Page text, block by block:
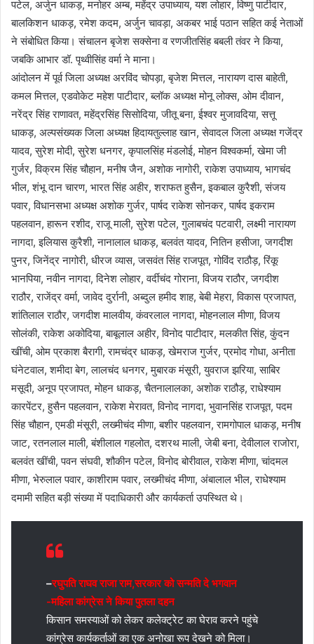
पटेल, अर्जुन धाकड़, मनोहर अम्ब, महेंद्र उपाध्याय, यश लोहार, विष्णु पाटीदार,
बालकिशन धाकड़, रमेश कदम, अर्जुन चावड़ा, अकबर भाई पठान सहित कई नेताओं
ने संबोधित किया। संचालन बृजेश सक्सेना व रणजीतसिंह बबली तंवर ने किया,
जबकि आभार डॉ. पृथ्वीसिंह वर्मा ने माना।
आंदोलन में पूर्व जिला अध्यक्ष अरविंद चोपड़ा, बृजेश मित्तल, नारायण दास बाहेती,
कमल मित्तल, एडवोकेट महेश पाटीदार, ब्लॉक अध्यक्ष मोनू लोक्स, ओम दीवान,
नरेंद्र सिंह राणावत, महेंद्रसिंह सिसोदिया, जीतू बना, ईश्वर मुजावदिया, सत्तू
धाकड़, अल्पसंख्यक जिला अध्यक्ष हिदायतुल्लाह खान, सेवादल जिला अध्यक्ष गजेंद्र
यादव, सुरेश मोदी, सुरेश धनगर, कृपालसिंह मंडलोई, मोहन विश्वकर्मा, खेमा जी
गुर्जर, विक्रम सिंह चौहान, मनीष जैन, अशोक नागोरी, राकेश उपाध्याय, भागचंद
भील, शंभू दान चारण, भारत सिंह अहीर, शराफत हुसैन, इकबाल कुरैशी, संजय
पवार, विधानसभा अध्यक्ष अशोक गुर्जर, पार्षद राकेश सोनकर, पार्षद इकराम
पहलवान, हारून रशीद, राजू माली, सुरेश पटेल, गुलाबचंद पटवारी, लक्ष्मी नारायण
नागदा, इलियास कुरैशी, नानालाल धाकड़, बलवंत यादव, नितिन हसीजा, जगदीश
पुनर, जिनेंद्र नागोरी, धीरज व्यास, जसवंत सिंह राजपूत, गोविंद राठौड़, रिंकू
भानपिया, नवीन नागदा, दिनेश लोहार, वर्दीचंद गोराना, विजय राठौर, जगदीश
राठौर, राजेंद्र वर्मा, जावेद दुर्रानी, अब्दुल हमीद शाह, बेबी मेहरा, विकास प्रजापत,
शांतिलाल राठौर, जगदीश मालवीय, कंवरलाल नागदा, मोहनलाल मीणा, विजय
सोलंकी, राकेश अकोदिया, बाबूलाल अहीर, विनोद पाटीदार, मलकीत सिंह, कुंदन
खींची, ओम प्रकाश बैरागी, रामचंद्र धाकड़, खेमराज गुर्जर, प्रमोद गोधा, अनीता
घंनेटवाल, शमीदा बेग, लालचंद धनगर, मुबारक मंसूरी, युवराज झरिया, साबिर
मसूदी, अनूप प्रजापत, मोहन धाकड़, चैतनालालका, अशोक राठौड़, राधेश्याम
कारपेंटर, हुसैन पहलवान, राकेश मेरावत, विनोद नागदा, भुवानसिंह राजपूत, पदम
सिंह चौहान, एमडी मंसूरी, लख्मीचंद मीणा, बशीर पहलवान, रामगोपाल धाकड़, मनीष
जाट, रतनलाल माली, बंशीलाल गहलोत, दशरथ माली, जेबी बना, देवीलाल राजोरा,
बलवंत खींची, पवन संघवी, शौकीन पटेल, विनोद बोरीवाल, राकेश मीणा, चांदमल
मीणा, भेरुलाल पवार, काशीराम पवार, लख्मीचंद मीणा, अंबालाल भील, राधेश्याम
दमामी सहित बड़ी संख्या में पदाधिकारी और कार्यकर्ता उपस्थित थे।
–रघुपति राघव राजा राम,सरकार को सन्मति दे भगवान
-महिला कांग्रेस ने किया पुतला दहन
​किसान समस्याओं को लेकर कलेक्ट्रेट का घेराव करने पहुंचे
कांग्रेस कार्यकर्ताओं का एक अनोखा रूप देखने को मिला।